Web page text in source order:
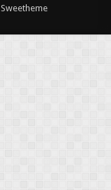
Sweetheme